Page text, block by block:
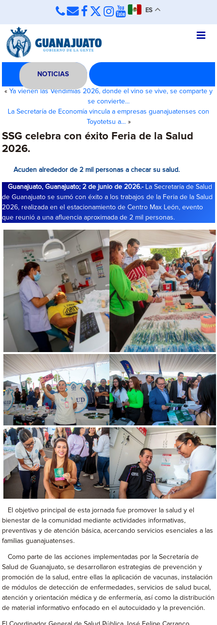
ES
NOTICIAS
« Ya vienen las Vendimias 2026, donde el vino se vive, se comparte y
se convierte…
La Secretaría de Economía vincula a empresas guanajuatenses con
Toyotetsu a… »
SSG celebra con éxito Feria de la Salud
2026.
Acuden alrededor de 2 mil personas a checar su salud.
Guanajuato, Guanajuato; 2 de junio de 2026.- La Secretaría de Salud
de Guanajuato se sumó con éxito a los trabajos de la Feria de la Salud
2026, realizada en el estacionamiento de Centro Max León, evento
que reunió a una afluencia aproximada de 2 mil personas.
El objetivo principal de esta jornada fue promover la salud y el
bienestar de la comunidad mediante actividades informativas,
preventivas y de atención básica, acercando servicios esenciales a las
familias guanajuatenses.
Como parte de las acciones implementadas por la Secretaría de
Salud de Guanajuato, se desarrollaron estrategias de prevención y
promoción de la salud, entre ellas la aplicación de vacunas, instalación
de módulos de detección de enfermedades, servicios de salud bucal,
atención y orientación médica y de enfermería, así como la distribución
de material informativo enfocado en el autocuidado y la prevención.